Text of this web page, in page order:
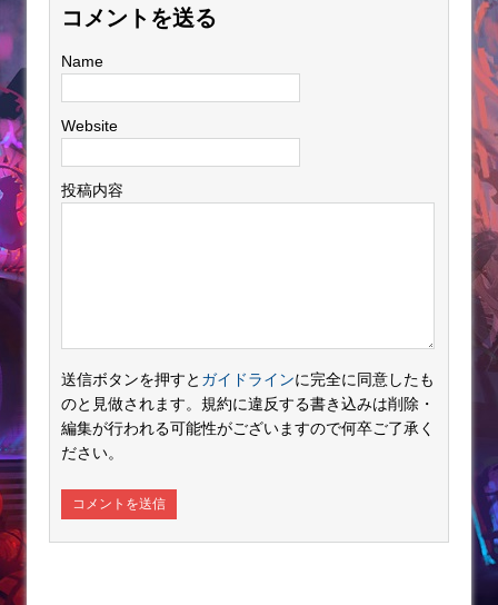
コメントを送る
Name
Website
投稿内容
送信ボタンを押すと ガイドラインに完全に同意したも
のと見做されます。規約に違反する書き込みは削除・
編集が行われる可能性がございますので何卒ご了承く
ださい。